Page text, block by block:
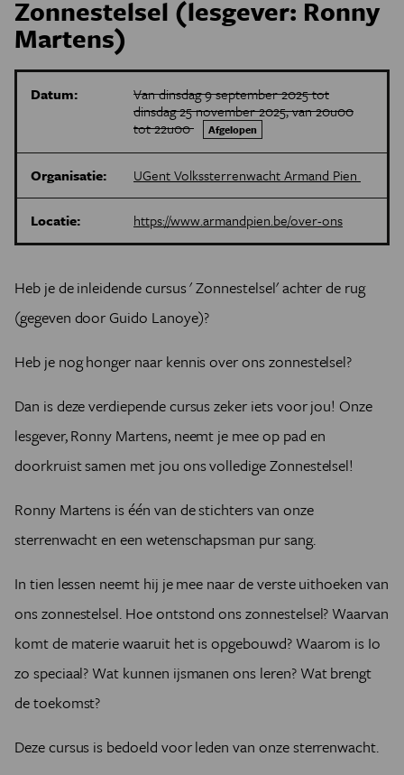
Zonnestelsel (lesgever: Ronny
Martens)
Datum:
Van dinsdag 9 september 2025 tot
dinsdag 25 november 2025, van 20u00
tot 22u00
Afgelopen
Organisatie: UGent Volkssterrenwacht Armand Pien
Locatie: https://www.armandpien.be/over-ons
Heb je de inleidende cursus ' Zonnestelsel' achter de rug
(gegeven door Guido Lanoye)?
Heb je nog honger naar kennis over ons zonnestelsel?
Dan is deze verdiepende cursus zeker iets voor jou! Onze
lesgever, Ronny Martens, neemt je mee op pad en
doorkruist samen met jou ons volledige Zonnestelsel!
Ronny Martens is één van de stichters van onze
sterrenwacht en een wetenschapsman pur sang.
In tien lessen neemt hij je mee naar de verste uithoeken van
ons zonnestelsel. Hoe ontstond ons zonnestelsel? Waarvan
komt de materie waaruit het is opgebouwd? Waarom is Io
zo speciaal? Wat kunnen ijsmanen ons leren? Wat brengt
de toekomst?
Deze cursus is bedoeld voor leden van onze sterrenwacht.